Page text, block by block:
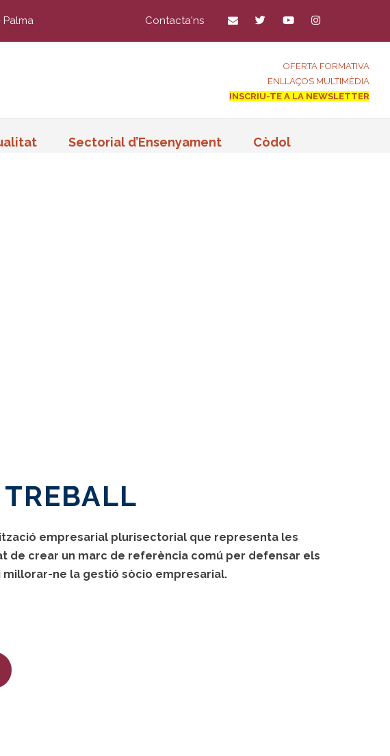
Palma Contacta'ns
OFERTA FORMATIVA
ENLLAÇOS MULTIMÈDIA
INSCRIU-TE A LA NEWSLETTER
Sectorial d’Ensenyament Còdol
empresarial plurisectorial que representa les
de crear un marc de referència comú per defensar els
ne la gestió sòcio empresarial.